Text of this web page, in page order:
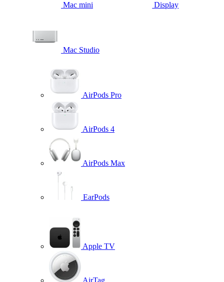
Mac mini Display
Mac Studio
AirPods Pro
AirPods 4
AirPods Max
EarPods
Apple TV